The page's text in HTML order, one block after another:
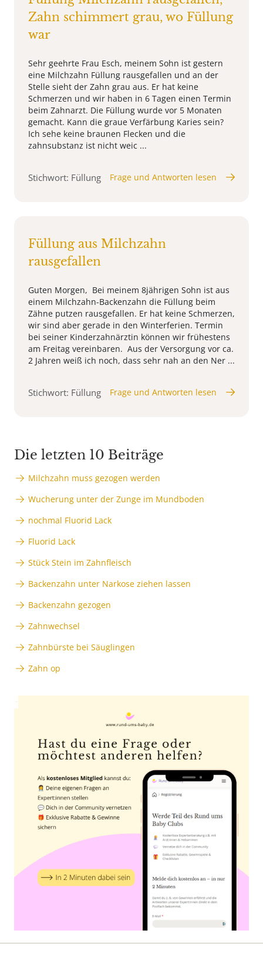
Zahn schimmert grau, wo Füllung
war
Sehr geehrte Frau Esch, meinem Sohn ist gestern
eine Milchzahn Füllung rausgefallen und an der
Stelle sieht der Zahn grau aus. Er hat keine
Schmerzen und wir haben in 6 Tagen einen Termin
beim Zahnarzt. Die Füllung wurde vor 5 Monaten
gemacht. Kann die graue Verfärbung Karies sein?
Ich sehe keine braunen Flecken und die
zahnsubstanz ist nicht weic ...
Stichwort: Füllung Frage und Antworten lesen
Füllung aus Milchzahn
rausgefallen
Guten Morgen, Bei meinem 8jährigen Sohn ist aus
einem Milchzahn-Backenzahn die Füllung beim
Zähne putzen rausgefallen. Er hat keine Schmerzen,
wir sind aber gerade in den Winterferien. Termin
bei seiner Kinderzahnärztin können wir frühestens
am Freitag vereinbaren. Aus der Versorgung vor ca.
2 Jahren weiß ich noch, dass sehr nah an den Ner ...
Stichwort: Füllung Frage und Antworten lesen
Die letzten 10 Beiträge
Milchzahn muss gezogen werden
Wucherung unter der Zunge im Mundboden
nochmal Fluorid Lack
Fluorid Lack
Stück Stein im Zahnfleisch
Backenzahn unter Narkose ziehen lassen
Backenzahn gezogen
Zahnwechsel
Zahnbürste bei Säuglingen
Zahn op